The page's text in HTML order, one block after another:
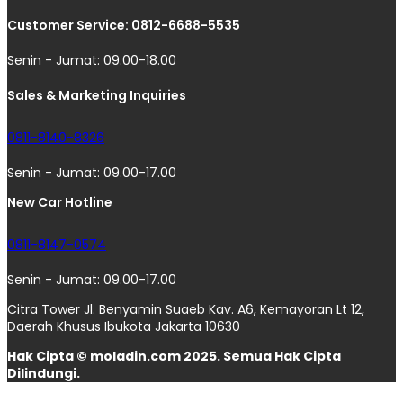
Customer Service: 0812-6688-5535
Senin - Jumat: 09.00-18.00
Sales & Marketing Inquiries
0811-8140-8326
Senin - Jumat: 09.00-17.00
New Car Hotline
0811-8147-0574
Senin - Jumat: 09.00-17.00
Citra Tower Jl. Benyamin Suaeb Kav. A6, Kemayoran Lt 12,
Daerah Khusus Ibukota Jakarta 10630
Hak Cipta © moladin.com 2025. Semua Hak Cipta
Dilindungi.